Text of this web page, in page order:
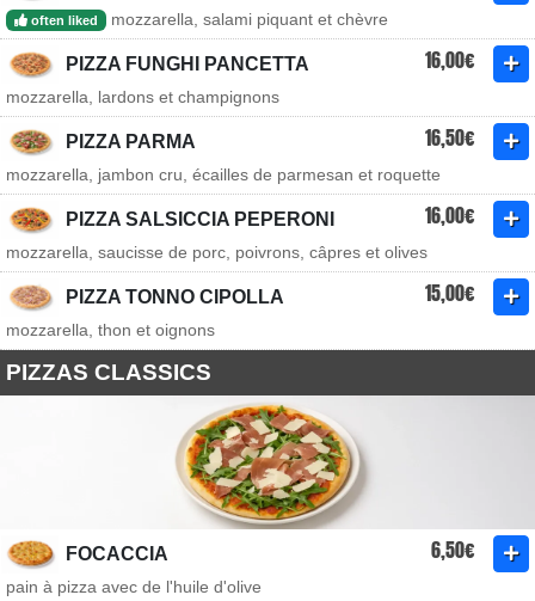
often liked mozzarella, salami piquant et chèvre
PIZZA FUNGHI PANCETTA 16,00€
mozzarella, lardons et champignons
PIZZA PARMA 16,50€
mozzarella, jambon cru, écailles de parmesan et roquette
PIZZA SALSICCIA PEPERONI 16,00€
mozzarella, saucisse de porc, poivrons, câpres et olives
PIZZA TONNO CIPOLLA 15,00€
mozzarella, thon et oignons
PIZZAS CLASSICS
FOCACCIA 6,50€
pain à pizza avec de l'huile d'olive